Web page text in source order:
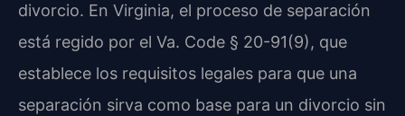
divorcio. En Virginia, el proceso de separación
está regido por el Va. Code § 20-91(9), que
establece los requisitos legales para que una
separación sirva como base para un divorcio sin